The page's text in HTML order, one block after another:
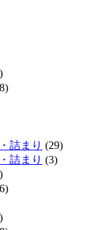
詰まり (29)
詰まり (3)